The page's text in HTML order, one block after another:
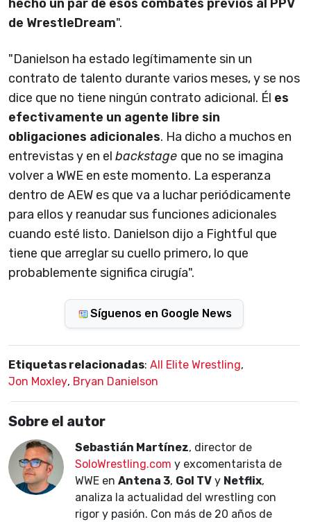
hecho un par de esos combates previos al PPV
de WrestleDream".
"Danielson ha estado legítimamente sin un
contrato de talento durante varios meses, y se nos
dice que no tiene ningún contrato adicional. Él es
efectivamente un agente libre sin
obligaciones adicionales. Ha dicho a muchos en
entrevistas y en el backstage que no se imagina
volver a WWE en este momento. La esperanza
dentro de AEW es que va a luchar periódicamente
para ellos y reanudar sus funciones adicionales
cuando esté listo. Danielson dijo a Fightful que
tiene que arreglar su cuello primero, lo que
probablemente significa cirugía".
Síguenos en Google News
Etiquetas relacionadas: All Elite Wrestling,
Jon Moxley, Bryan Danielson
Sobre el autor
Sebastián Martínez, director de
SoloWrestling.com y excomentarista de
WWE en Antena 3, Gol TV y Netflix,
analiza la actualidad del wrestling con
rigor y pasión. Con más de 20 años de